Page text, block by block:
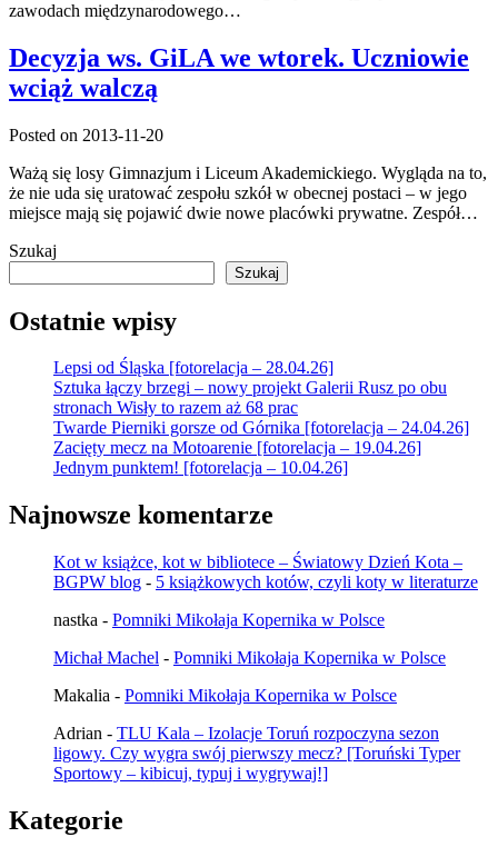
zawodach międzynarodowego…
Decyzja ws. GiLA we wtorek. Uczniowie
wciąż walczą
Posted on 2013-11-20
Ważą się losy Gimnazjum i Liceum Akademickiego. Wygląda na to,
że nie uda się uratować zespołu szkół w obecnej postaci – w jego
miejsce mają się pojawić dwie nowe placówki prywatne. Zespół…
Szukaj
Szukaj
Ostatnie wpisy
Lepsi od Śląska [fotorelacja – 28.04.26]
Sztuka łączy brzegi – nowy projekt Galerii Rusz po obu
stronach Wisły to razem aż 68 prac
Twarde Pierniki gorsze od Górnika [fotorelacja – 24.04.26]
Zacięty mecz na Motoarenie [fotorelacja – 19.04.26]
Jednym punktem! [fotorelacja – 10.04.26]
Najnowsze komentarze
Kot w książce, kot w bibliotece – Światowy Dzień Kota –
BGPW blog - 5 książkowych kotów, czyli koty w literaturze
nastka - Pomniki Mikołaja Kopernika w Polsce
Michał Machel - Pomniki Mikołaja Kopernika w Polsce
Makalia - Pomniki Mikołaja Kopernika w Polsce
Adrian - TLU Kala – Izolacje Toruń rozpoczyna sezon
ligowy. Czy wygra swój pierwszy mecz? [Toruński Typer
Sportowy – kibicuj, typuj i wygrywaj!]
Kategorie